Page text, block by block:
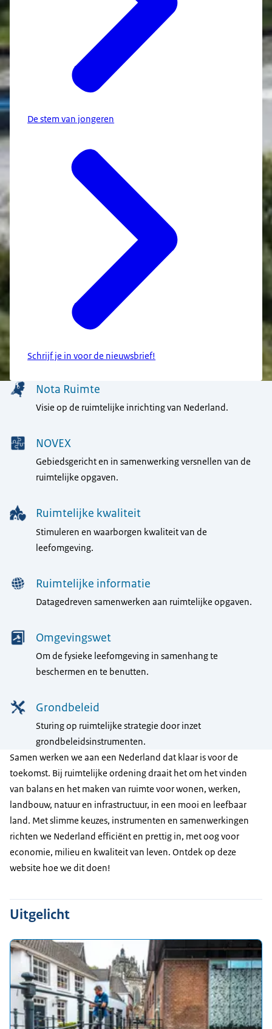
De stem van jongeren
Schrijf je in voor de nieuwsbrief!
Menu Nota Ruimte
Visie op de ruimtelijke inrichting van Nederland.
NOVEX
Gebiedsgericht en in samenwerking versnellen van de
ruimtelijke opgaven.
Ruimtelijke kwaliteit
Stimuleren en waarborgen kwaliteit van de
leefomgeving.
Ruimtelijke informatie
Datagedreven samenwerken aan ruimtelijke opgaven.
Omgevingswet
Om de fysieke leefomgeving in samenhang te
beschermen en te benutten.
Grondbeleid
Sturing op ruimtelijke strategie door inzet
grondbeleidsinstrumenten.
Samen werken we aan een Nederland dat klaar is voor de
toekomst. Bij ruimtelijke ordening draait het om het vinden
van balans en het maken van ruimte voor wonen, werken,
landbouw, natuur en infrastructuur, in een mooi en leefbaar
land. Met slimme keuzes, instrumenten en samenwerkingen
richten we Nederland efficiënt en prettig in, met oog voor
economie, milieu en kwaliteit van leven. Ontdek op deze
website hoe we dit doen!
Uitgelicht